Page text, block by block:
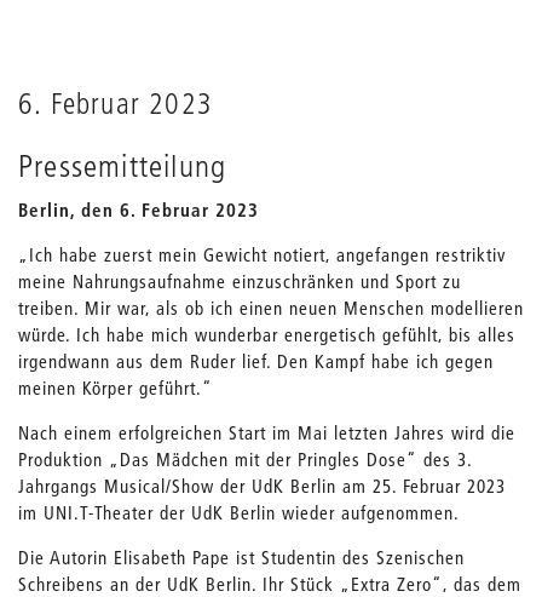
6. Februar 2023
Pressemitteilung
Berlin, den 6. Februar 2023
„Ich habe zuerst mein Gewicht notiert, angefangen restriktiv
meine Nahrungsaufnahme einzuschränken und Sport zu
treiben. Mir war, als ob ich einen neuen Menschen modellieren
würde. Ich habe mich wunderbar energetisch gefühlt, bis alles
irgendwann aus dem Ruder lief. Den Kampf habe ich gegen
meinen Körper geführt.“
Nach einem erfolgreichen Start im Mai letzten Jahres wird die
Produktion „Das Mädchen mit der Pringles Dose“ des 3.
Jahrgangs Musical/Show der UdK Berlin am 25. Februar 2023
im UNI.T-Theater der UdK Berlin wieder aufgenommen.
Die Autorin Elisabeth Pape ist Studentin des Szenischen
Schreibens an der UdK Berlin. Ihr Stück „Extra Zero“, das dem